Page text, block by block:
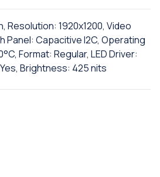
Resolution: 1920x1200, Video
Panel: Capacitive I2C, Operating
Format: Regular, LED Driver:
Brightness: 425 nits